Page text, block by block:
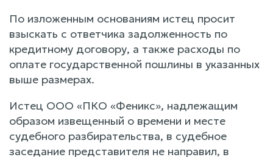
По изложенным основаниям истец просит
взыскать с ответчика задолженность по
кредитному договору, а также расходы по
оплате государственной пошлины в указанных
выше размерах.
Истец ООО «ПКО «Феникс», надлежащим
образом извещенный о времени и месте
судебного разбирательства, в судебное
заседание представителя не направил, в